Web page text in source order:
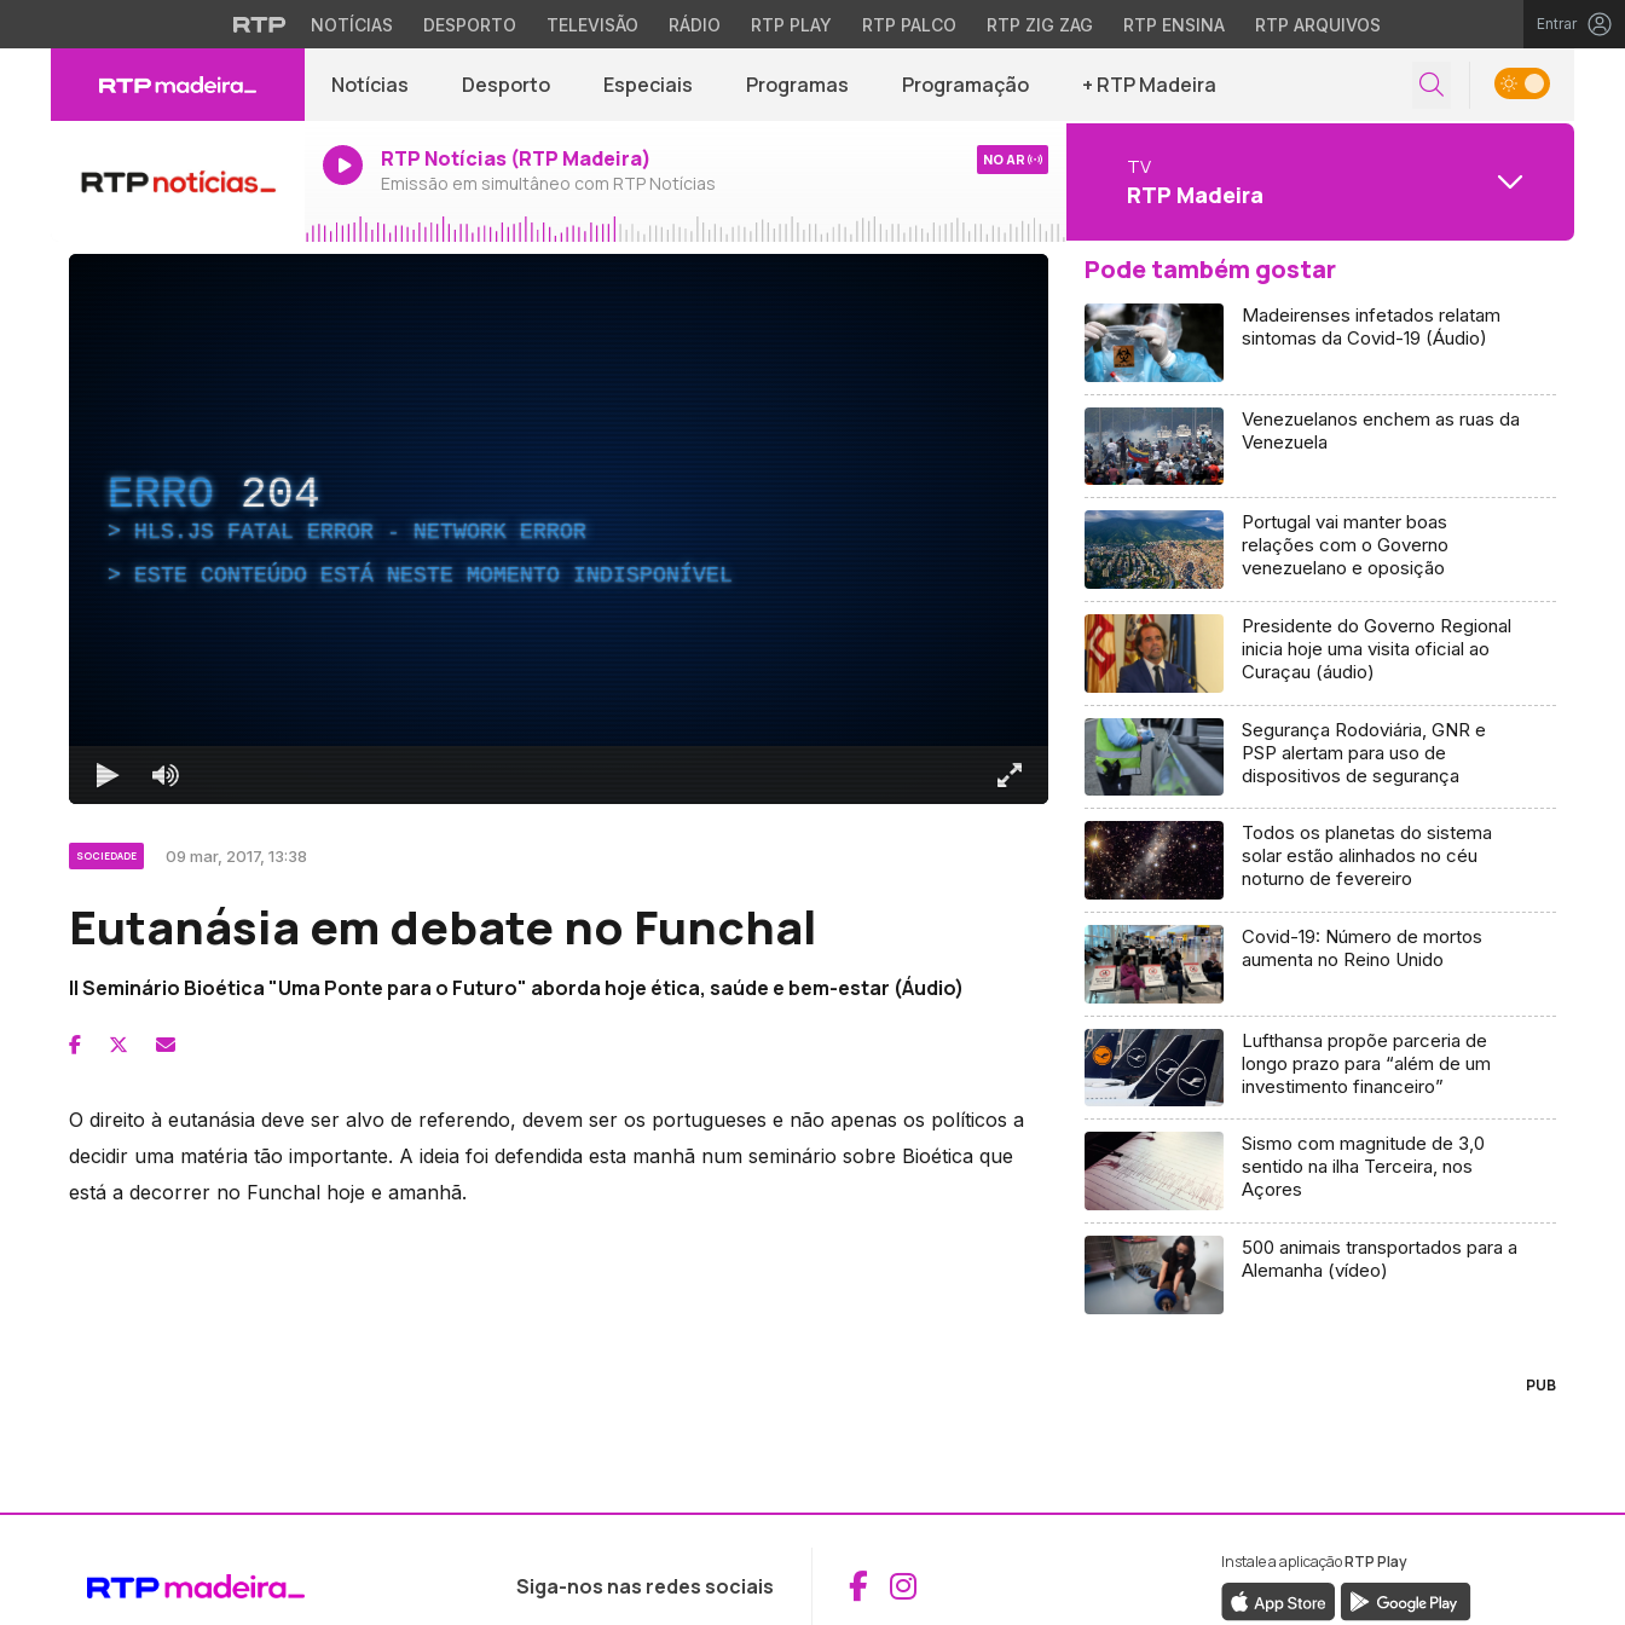
NOTÍCIAS DESPORTO TELEVISÃO RÁDIO RTP PLAY RTP PALCO RTP ZIG ZAG RTP ENSINA RTP ARQUIVOS Entrar
Notícias Desporto Especiais Programas Programação + RTP Madeira
RTP Notícias (RTP Madeira)
Emissão em simultâneo com RTP Notícias
NO AR TV
RTP Madeira
ERRO 204
HLS.JS FATAL ERROR - NETWORK ERROR
ESTE CONTEÚDO ESTÁ NESTE MOMENTO INDISPONÍVEL
SOCIEDADE 09 mar, 2017, 13:38
Eutanásia em debate no Funchal
II Seminário Bioética "Uma Ponte para o Futuro" aborda hoje ética, saúde e bem-estar (Áudio)
O direito à eutanásia deve ser alvo de referendo, devem ser os portugueses e não apenas os políticos a
decidir uma matéria tão importante. A ideia foi defendida esta manhã num seminário sobre Bioética que
está a decorrer no Funchal hoje e amanhã.
Pode também gostar
Madeirenses infetados relatam
sintomas da Covid-19 (Áudio)
Venezuelanos enchem as ruas da
Venezuela
Portugal vai manter boas
relações com o Governo
venezuelano e oposição
Presidente do Governo Regional
inicia hoje uma visita oficial ao
Curaçau (áudio)
Segurança Rodoviária, GNR e
PSP alertam para uso de
dispositivos de segurança
Todos os planetas do sistema
solar estão alinhados no céu
noturno de fevereiro
Covid-19: Número de mortos
aumenta no Reino Unido
Lufthansa propõe parceria de
longo prazo para “além de um
investimento financeiro”
Sismo com magnitude de 3,0
sentido na ilha Terceira, nos
Açores
500 animais transportados para a
Alemanha (vídeo)
PUB
Siga-nos nas redes sociais Aceder ao Facebook da RTP Madeira
Aceder ao Instagram da RTP Madeira
Instale a aplicaçãoRTP Play